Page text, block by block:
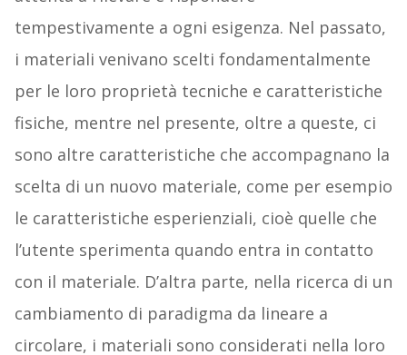
tempestivamente a ogni esigenza. Nel passato,
i materiali venivano scelti fondamentalmente
per le loro proprietà tecniche e caratteristiche
fisiche, mentre nel presente, oltre a queste, ci
sono altre caratteristiche che accompagnano la
scelta di un nuovo materiale, come per esempio
le caratteristiche esperienziali, cioè quelle che
l’utente sperimenta quando entra in contatto
con il materiale. D’altra parte, nella ricerca di un
cambiamento di paradigma da lineare a
circolare, i materiali sono considerati nella loro